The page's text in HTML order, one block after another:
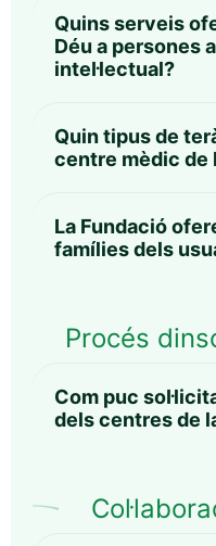
Quins serveis
Déu a persones
intel·lectual?
Quin tipus de
centre mèdic de
La Fundació
famílies dels
Procés
Com puc
dels centres de